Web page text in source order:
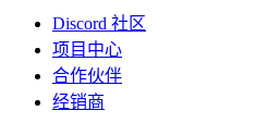
Discord 社区
项目中心
合作伙伴
经销商